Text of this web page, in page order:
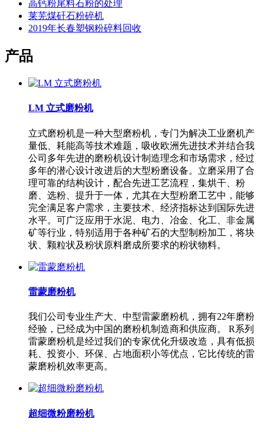
高钙粉尾料石粉的处理
莱芜煤矸石粉碎机
2019年长春塑钢粉碎料回收
产品
LM 立式磨粉机
立式磨粉机是一种大型磨粉机，专门为解决工业磨机产
量低、耗能高等技术难题，吸收欧洲先进技术并结合我
公司多年先进的磨粉机设计制造理念和市场需求，经过
多年的潜心设计改进后的大型粉磨设备。立磨采用了合
理可靠的结构设计，配合先进工艺流程，集烘干、粉
磨、选粉、提升于一体，尤其在大型粉磨工艺中，能够
完全满足客户需求，主要技术、经济指标达到国际先进
水平。可广泛应用于水泥、电力、冶金、化工、非金属
矿等行业，特别适用于各种矿石的大型制粉加工，将块
状、颗粒状及粉状原料磨成所要求的粉状物料。
雷蒙磨粉机
我们公司专业生产大、中型雷蒙磨粉机，拥有22年磨粉
经验，已经成为中国的磨粉机制造商和供应商。 R系列
雷蒙磨粉机是经过我们的专家优化升级改造，具有低损
耗、投资小、环保、占地面积小等优点，它比传统的雷
蒙磨粉机效率更高。
超细微粉磨粉机